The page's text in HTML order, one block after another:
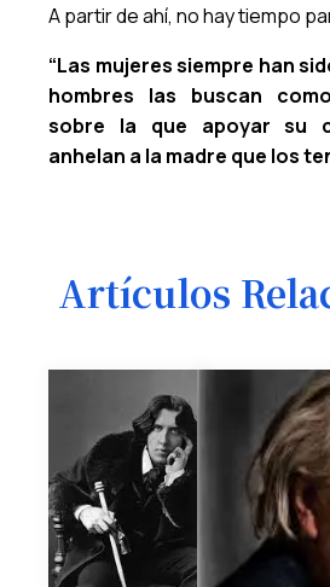
A partir de ahí, no hay tiempo
“Las mujeres siempre han
hombres las buscan
sobre la que apoyar su
anhelan a la madre que los
Artículos